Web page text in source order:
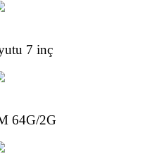
7 inç
64G/2G